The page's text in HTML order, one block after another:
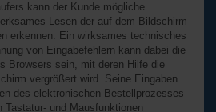
kann der Kunde mögliche
Lesen der auf dem Bildschirm
erkennen. Ein wirksames technisches
von Eingabefehlern kann dabei die
Browsers sein, mit deren Hilfe die
vergrößert wird. Seine Eingaben
des elektronischen Bestellprozesses
Tastatur- und Mausfunktionen